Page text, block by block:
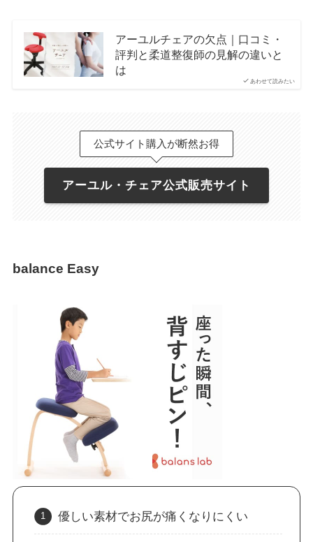
あわせて読みたい
アーユルチェアの欠点｜口コミ・
評判と柔道整復師の見解の違いと
は
公式サイト購入が断然お得
アーユル・チェア公式販売サイト
balance Easy
優しい素材でお尻が痛くなりにくい